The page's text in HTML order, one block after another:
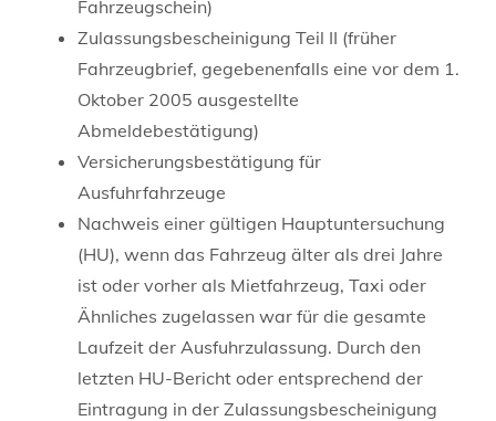
Fahrzeugschein)
Zulassungsbescheinigung Teil II (früher
Fahrzeugbrief, gegebenenfalls eine vor dem 1.
Oktober 2005 ausgestellte
Abmeldebestätigung)
Versicherungsbestätigung für
Ausfuhrfahrzeuge
Nachweis einer gültigen Hauptuntersuchung
(HU), wenn das Fahrzeug älter als drei Jahre
ist oder vorher als Mietfahrzeug, Taxi oder
Ähnliches zugelassen war für die gesamte
Laufzeit der Ausfuhrzulassung. Durch den
letzten HU-Bericht oder entsprechend der
Eintragung in der Zulassungsbescheinigung